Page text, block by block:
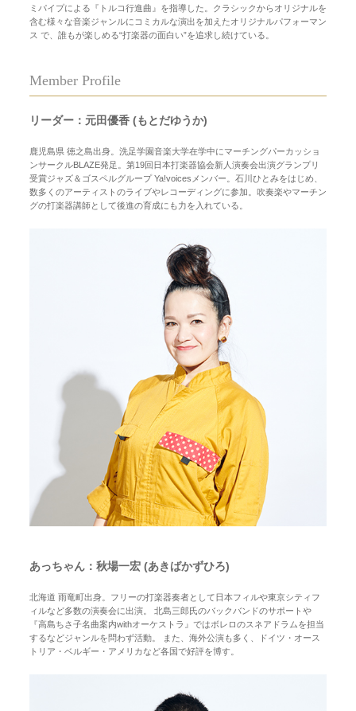
ミパイプによる『トルコ行進曲』を指導した。クラシックからオリジナルを
含む様々な音楽ジャンルにコミカルな演出を加えたオリジナルパフォーマン
ス で、誰もが楽しめる“打楽器の面白い”を追求し続けている。
Member Profile
リーダー：元田優香 (もとだゆうか)
鹿児島県 徳之島出身。洗足学園音楽大学在学中にマーチングパーカッショ
ンサークルBLAZE発足。第19回日本打楽器協会新人演奏会出演グランプリ
受賞ジャズ＆ゴスペルグループ Ya!voicesメンバー。石川ひとみをはじめ、
数多くのアーティストのライブやレコーディングに参加。吹奏楽やマーチン
グの打楽器講師として後進の育成にも力を入れている。
あっちゃん：秋場一宏 (あきばかずひろ)
北海道 雨竜町出身。フリーの打楽器奏者として日本フィルや東京シティフ
ィルなど多数の演奏会に出演。 北島三郎氏のバックバンドのサポートや
『高島ちさ子名曲案内withオーケストラ』ではボレロのスネアドラムを担当
するなどジャンルを問わず活動。 また、海外公演も多く、ドイツ・オース
トリア・ベルギー・アメリカなど各国で好評を博す。